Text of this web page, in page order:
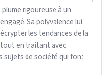
plume rigoureuse à un
Sa polyvalence lui
les tendances de la
en traitant avec
sujets de société qui font